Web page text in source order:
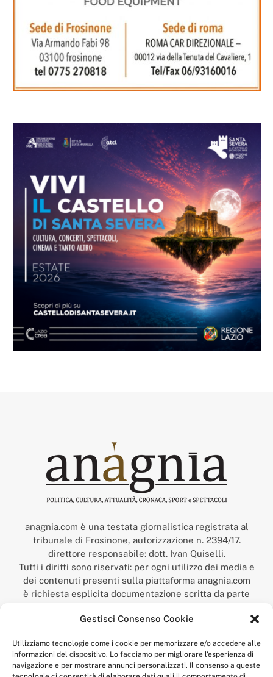
Gestisci Consenso Cookie
Utilizziamo tecnologie come i cookie per memorizzare e/o accedere alle
informazioni del dispositivo. Lo facciamo per migliorare l'esperienza di
navigazione e per mostrare annunci personalizzati. Il consenso a queste
anagnia.com è una testata giornalistica registrata al
tribunale di Frosinone, autorizzazione n. 2394/17.
direttore responsabile: dott. Ivan Quiselli.
Tutti i diritti sono riservati: per ogni utilizzo dei media e
dei contenuti presenti sulla piattaforma anagnia.com
è richiesta esplicita documentazione scritta da parte
“Anagnia” è un marchio registrato presso l’Ufficio Italiano
Economico,
num. registrazione: 302017000014044 del 9 febbraio 2017.
Per contatti:redazione@anagnia.com